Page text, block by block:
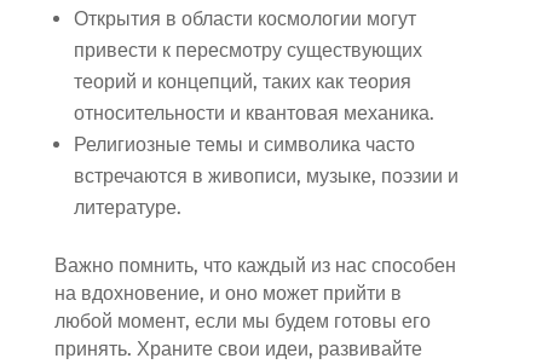
Открытия в области космологии могут
привести к пересмотру существующих
теорий и концепций, таких как теория
относительности и квантовая механика.
Религиозные темы и символика часто
встречаются в живописи, музыке, поэзии и
литературе.
Важно помнить, что каждый из нас способен
на вдохновение, и оно может прийти в
любой момент, если мы будем готовы его
принять. Храните свои идеи, развивайте